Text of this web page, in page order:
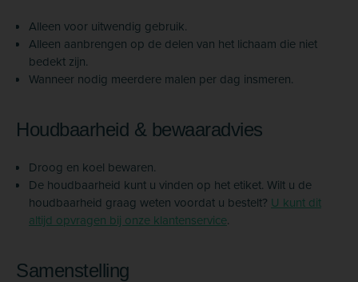
Alleen voor uitwendig gebruik.
Alleen aanbrengen op de delen van het lichaam die niet
bedekt zijn.
Wanneer nodig meerdere malen per dag insmeren.
Houdbaarheid & bewaaradvies
Droog en koel bewaren.
De houdbaarheid kunt u vinden op het etiket. Wilt u de
houdbaarheid graag weten voordat u bestelt? U kunt dit
altijd opvragen bij onze klantenservice.
Samenstelling